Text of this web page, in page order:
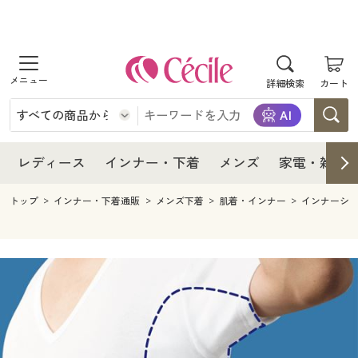
詳細検索 カート
商品を探す
レディース
レディースファッション
インナー・下着
インナー・下着通販すべて
メンズ下着
ジュニア・ティーンズ下着
メンズ
メンズファッション
メンズ下着
家電・雑貨すべて
寝具・インテリア・家具
寝具・インテリア・家具通販すべて
美容・健康
レディース インナー・下着 メンズ 家電・雑貨
レディース
レディース通販すべて
レディースファッション
インナー・下着
インナー・下着通販すべて
ジュニア・ティーンズ下着
メンズ
メンズ下着
家電
キッチン・雑貨・日用品
寝具・インテリア・家具通販すべて
家具・収納
美容・健康
美容・健康通販すべて
制服・スクール
トップ インナー・下着通販 メンズ下着 肌着・インナー インナーシ